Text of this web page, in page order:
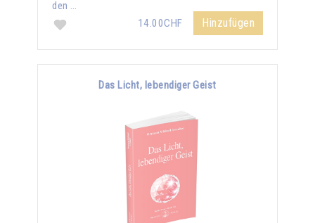
den …
14.00CHF
Hinzufügen
Das Licht, lebendiger Geist